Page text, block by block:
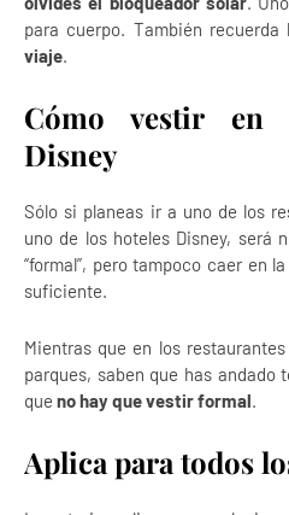
para cuerpo. También recuerda
viaje.
Cómo vestir en
Disney
Sólo si planeas ir a uno de los
uno de los hoteles Disney, será
“formal”, pero tampoco caer en
suficiente.
Mientras que en los
parques, saben que has andado
que no hay que vestir formal.
Aplica para todos